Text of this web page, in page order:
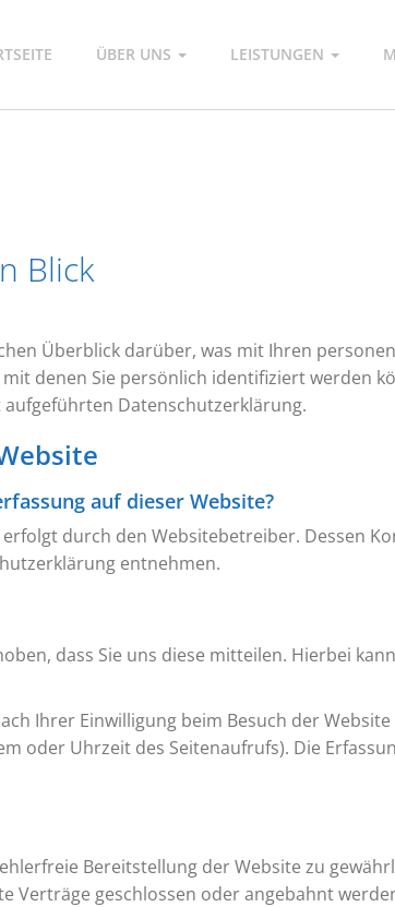
ÜBER UNS LEISTUNGEN
Blick
Überblick darüber, was mit Ihren
denen Sie persönlich identifiziert werden
Datenschutzerklärung.
auf dieser Website?
durch den Websitebetreiber. Dessen
entnehmen.
dass Sie uns diese mitteilen. Hierbei
Ihrer Einwilligung beim Besuch der
oder Uhrzeit des Seitenaufrufs). Die
Bereitstellung der Website zu
Verträge geschlossen oder angebahnt